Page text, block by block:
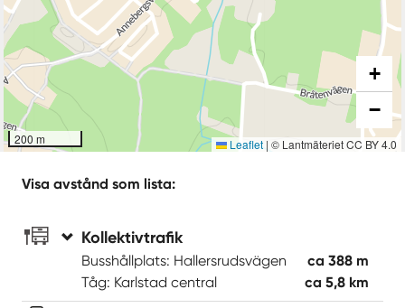
200 m
+
−
Leaflet | © Lantmäteriet CC BY 4.0
Visa avstånd som lista:
Kollektivtrafik
Busshållplats: Hallersrudsvägen
ca 388 m
Tåg: Karlstad central
ca 5,8 km